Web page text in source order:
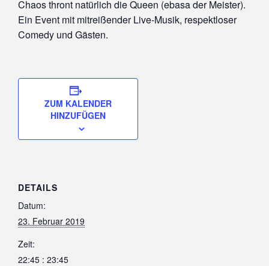
Chaos thront natürlich die Queen (ebasa der Meister).
Ein Event mit mitreißender Live-Musik, respektloser
Comedy und Gästen.
ZUM KALENDER
HINZUFÜGEN
DETAILS
Datum:
23. Februar 2019
Zeit:
22:45 : 23:45